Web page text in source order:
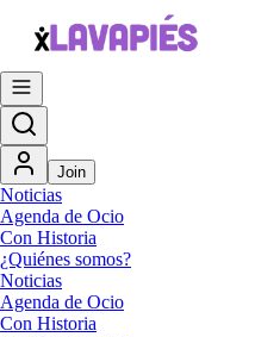
Join
Noticias
Agenda de Ocio
Con Historia
¿Quiénes somos?
Noticias
Agenda de Ocio
Con Historia